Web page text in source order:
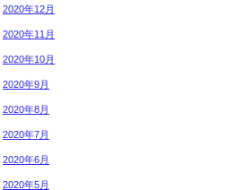
2020年12月
2020年11月
2020年10月
2020年9月
2020年8月
2020年7月
2020年6月
2020年5月